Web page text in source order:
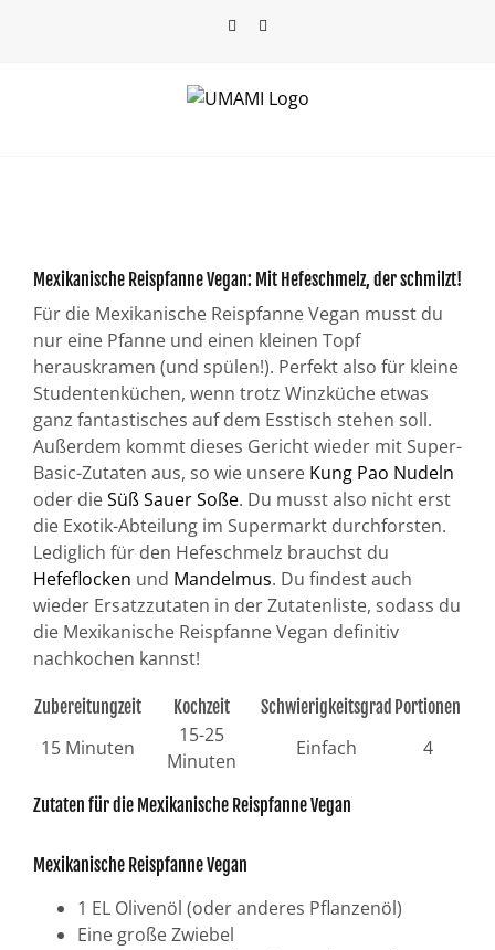
Facebook
Larger
Mexikanische Reispfanne Vegan: Mit Hefeschmelz, der schmilzt!
Für die Mexikanische Reispfanne Vegan musst du
nur eine Pfanne und einen kleinen Topf
herauskramen (und spülen!). Perfekt also für kleine
Studentenküchen, wenn trotz Winzküche etwas
ganz fantastisches auf dem Esstisch stehen soll.
Außerdem kommt dieses Gericht wieder mit Super-
Basic-Zutaten aus, so wie unsere Kung Pao Nudeln
oder dieSüß Sauer Soße. Du musst also nicht erst
die Exotik-Abteilung im Supermarkt durchforsten.
Lediglich für den Hefeschmelz brauchst du
Hefeflocken und Mandelmus. Du findest auch
wieder Ersatzzutaten in der Zutatenliste, sodass du
die Mexikanische Reispfanne Vegan definitiv
nachkochen kannst!
Zubereitungzeit Kochzeit Schwierigkeitsgrad Portionen
15 Minuten
15-25
Minuten
Einfach 4
Zutaten für die Mexikanische Reispfanne Vegan
Mexikanische Reispfanne Vegan
1 EL Olivenöl (oder anderes Pflanzenöl)
Eine große Zwiebel